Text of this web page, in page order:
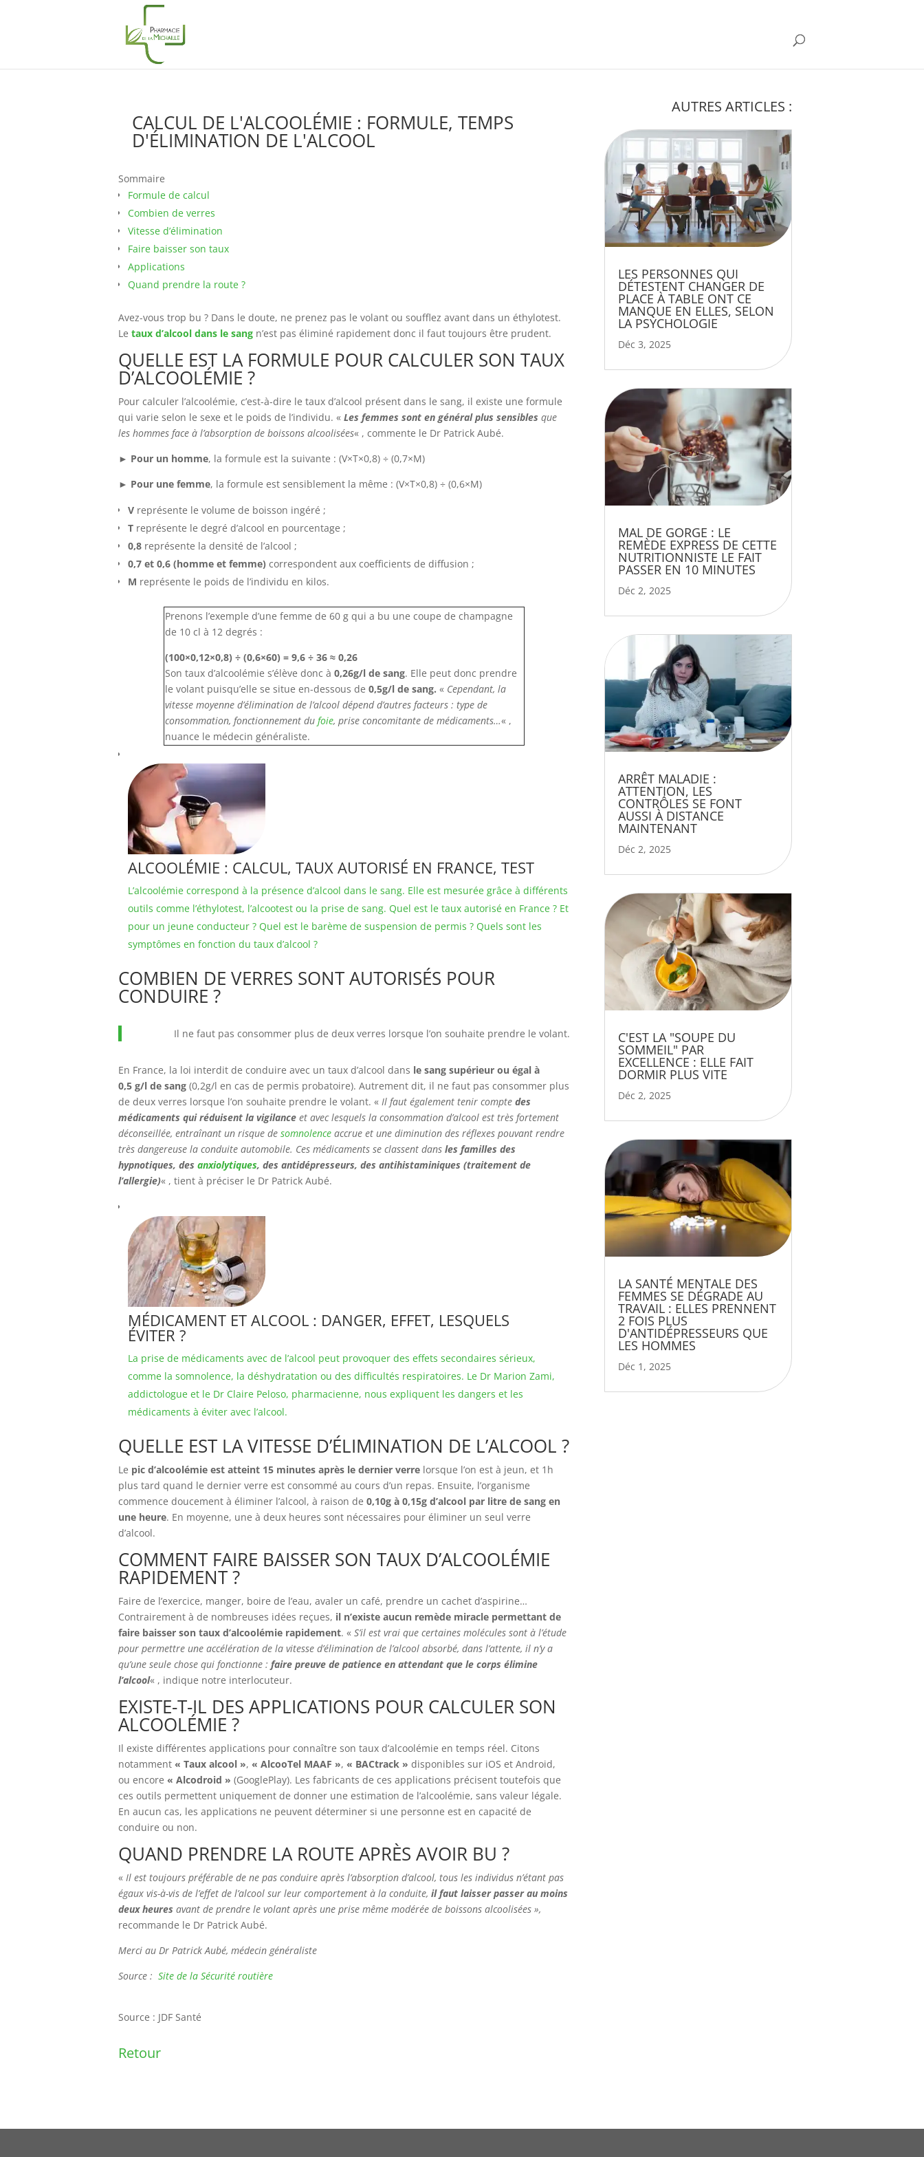
CALCUL DE L'ALCOOLÉMIE : FORMULE, TEMPS
D'ÉLIMINATION DE L'ALCOOL
Sommaire
Formule de calcul
Combien de verres
Vitesse d’élimination
Faire baisser son taux
Applications
Quand prendre la route ?
Avez-vous trop bu ? Dans le doute, ne prenez pas le volant ou soufflez avant dans un éthylotest.
Le taux d’alcool dans le sang n’est pas éliminé rapidement donc il faut toujours être prudent.
QUELLE EST LA FORMULE POUR CALCULER SON TAUX
D’ALCOOLÉMIE ?
Pour calculer l’alcoolémie, c’est-à-dire le taux d’alcool présent dans le sang, il existe une formule
qui varie selon le sexe et le poids de l’individu. « Les femmes sont en général plus sensibles que
les hommes face à l’absorption de boissons alcoolisées« , commente le Dr Patrick Aubé.
► Pour un homme, la formule est la suivante : (V×T×0,8) ÷ (0,7×M)
► Pour une femme, la formule est sensiblement la même : (V×T×0,8) ÷ (0,6×M)
V représente le volume de boisson ingéré ;
T représente le degré d’alcool en pourcentage ;
0,8 représente la densité de l’alcool ;
0,7 et 0,6 (homme et femme) correspondent aux coefficients de diffusion ;
M représente le poids de l’individu en kilos.
Prenons l’exemple d’une femme de 60 g qui a bu une coupe de champagne
de 10 cl à 12 degrés :
(100×0,12×0,8) ÷ (0,6×60) = 9,6 ÷ 36 ≈ 0,26
Son taux d’alcoolémie s’élève donc à 0,26g/l de sang. Elle peut donc prendre
le volant puisqu’elle se situe en-dessous de 0,5g/l de sang. « Cependant, la
vitesse moyenne d’élimination de l’alcool dépend d’autres facteurs : type de
consommation, fonctionnement du foie, prise concomitante de médicaments…« ,
nuance le médecin généraliste.
ALCOOLÉMIE : CALCUL, TAUX AUTORISÉ EN FRANCE, TEST
L’alcoolémie correspond à la présence d’alcool dans le sang. Elle est mesurée grâce à différents
outils comme l’éthylotest, l’alcootest ou la prise de sang. Quel est le taux autorisé en France ? Et
pour un jeune conducteur ? Quel est le barème de suspension de permis ? Quels sont les
symptômes en fonction du taux d’alcool ?
COMBIEN DE VERRES SONT AUTORISÉS POUR
CONDUIRE ?
Il ne faut pas consommer plus de deux verres lorsque l’on souhaite prendre le volant.
En France, la loi interdit de conduire avec un taux d’alcool dans le sang supérieur ou égal à
0,5 g/l de sang (0,2g/l en cas de permis probatoire). Autrement dit, il ne faut pas consommer plus
de deux verres lorsque l’on souhaite prendre le volant. « Il faut également tenir compte des
médicaments qui réduisent la vigilance et avec lesquels la consommation d’alcool est très fortement
déconseillée, entraînant un risque de somnolence accrue et une diminution des réflexes pouvant rendre
très dangereuse la conduite automobile. Ces médicaments se classent dans les familles des
hypnotiques, des anxiolytiques, des antidépresseurs, des antihistaminiques (traitement de
l’allergie)« , tient à préciser le Dr Patrick Aubé.
MÉDICAMENT ET ALCOOL : DANGER, EFFET, LESQUELS
ÉVITER ?
La prise de médicaments avec de l’alcool peut provoquer des effets secondaires sérieux,
comme la somnolence, la déshydratation ou des difficultés respiratoires. Le Dr Marion Zami,
addictologue et le Dr Claire Peloso, pharmacienne, nous expliquent les dangers et les
médicaments à éviter avec l’alcool.
QUELLE EST LA VITESSE D’ÉLIMINATION DE L’ALCOOL ?
Le pic d’alcoolémie est atteint 15 minutes après le dernier verre lorsque l’on est à jeun, et 1h
plus tard quand le dernier verre est consommé au cours d’un repas. Ensuite, l’organisme
commence doucement à éliminer l’alcool, à raison de 0,10g à 0,15g d’alcool par litre de sang en
une heure. En moyenne, une à deux heures sont nécessaires pour éliminer un seul verre
d’alcool.
COMMENT FAIRE BAISSER SON TAUX D’ALCOOLÉMIE
RAPIDEMENT ?
Faire de l’exercice, manger, boire de l’eau, avaler un café, prendre un cachet d’aspirine…
Contrairement à de nombreuses idées reçues, il n’existe aucun remède miracle permettant de
faire baisser son taux d’alcoolémie rapidement. « S’il est vrai que certaines molécules sont à l’étude
pour permettre une accélération de la vitesse d’élimination de l’alcool absorbé, dans l’attente, il n’y a
qu’une seule chose qui fonctionne : faire preuve de patience en attendant que le corps élimine
l’alcool« , indique notre interlocuteur.
EXISTE-T-IL DES APPLICATIONS POUR CALCULER SON
ALCOOLÉMIE ?
Il existe différentes applications pour connaître son taux d’alcoolémie en temps réel. Citons
notamment « Taux alcool », « AlcooTel MAAF », « BACtrack » disponibles sur iOS et Android,
ou encore « Alcodroid » (GooglePlay). Les fabricants de ces applications précisent toutefois que
ces outils permettent uniquement de donner une estimation de l’alcoolémie, sans valeur légale.
En aucun cas, les applications ne peuvent déterminer si une personne est en capacité de
conduire ou non.
QUAND PRENDRE LA ROUTE APRÈS AVOIR BU ?
« Il est toujours préférable de ne pas conduire après l’absorption d’alcool, tous les individus n’étant pas
égaux vis-à-vis de l’effet de l’alcool sur leur comportement à la conduite, il faut laisser passer au moins
deux heures avant de prendre le volant après une prise même modérée de boissons alcoolisées »,
recommande le Dr Patrick Aubé.
Merci au Dr Patrick Aubé, médecin généraliste
Source : Site de la Sécurité routière
Source : JDF Santé
AUTRES ARTICLES :
LES PERSONNES QUI
DÉTESTENT CHANGER DE
PLACE À TABLE ONT CE
MANQUE EN ELLES, SELON
LA PSYCHOLOGIE
Déc 3, 2025
MAL DE GORGE : LE
REMÈDE EXPRESS DE CETTE
NUTRITIONNISTE LE FAIT
PASSER EN 10 MINUTES
Déc 2, 2025
ARRÊT MALADIE :
ATTENTION, LES
CONTRÔLES SE FONT
AUSSI À DISTANCE
MAINTENANT
Déc 2, 2025
C'EST LA "SOUPE DU
SOMMEIL" PAR
EXCELLENCE : ELLE FAIT
DORMIR PLUS VITE
Déc 2, 2025
LA SANTÉ MENTALE DES
FEMMES SE DÉGRADE AU
TRAVAIL : ELLES PRENNENT
2 FOIS PLUS
D'ANTIDÉPRESSEURS QUE
LES HOMMES
Déc 1, 2025
Retour